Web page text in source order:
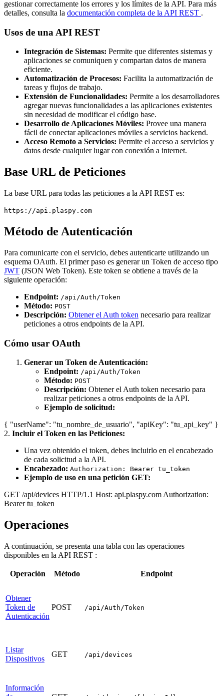
gestionar correctamente los errores y los límites de la API. Para más
detalles, consulta la documentación completa de la API REST .
Usos de una API REST
Integración de Sistemas: Permite que diferentes sistemas y
aplicaciones se comuniquen y compartan datos de manera
eficiente.
Automatización de Procesos: Facilita la automatización de
tareas y flujos de trabajo.
Extensión de Funcionalidades: Permite a los desarrolladores
agregar nuevas funcionalidades a las aplicaciones existentes
sin necesidad de modificar el código base.
Desarrollo de Aplicaciones Móviles: Provee una manera
fácil de conectar aplicaciones móviles a servicios backend.
Acceso Remoto a Servicios: Permite el acceso a servicios y
datos desde cualquier lugar con conexión a internet.
Base URL de Peticiones
La base URL para todas las peticiones a la API REST es:
https://api.plaspy.com
Método de Autenticación
Para comunicarte con el servicio, debes autenticarte utilizando un
esquema OAuth. El primer paso es generar un Token de acceso tipo
JWT (JSON Web Token). Este token se obtiene a través de la
siguiente operación:
Endpoint: /api/Auth/Token
Método: POST
Descripción: Obtener el Auth token necesario para realizar
peticiones a otros endpoints de la API.
Cómo usar OAuth
Generar un Token de Autenticación:
Endpoint: /api/Auth/Token
Método: POST
Descripción: Obtener el Auth token necesario para
realizar peticiones a otros endpoints de la API.
Ejemplo de solicitud:
{ "userName": "tu_nombre_de_usuario", "apiKey": "tu_api_key" }
2. Incluir el Token en las Peticiones:
Una vez obtenido el token, debes incluirlo en el encabezado
de cada solicitud a la API.
Encabezado: Authorization: Bearer tu_token
Ejemplo de uso en una petición GET:
GET /api/devices HTTP/1.1 Host: api.plaspy.com Authorization:
Bearer tu_token
Operaciones
A continuación, se presenta una tabla con las operaciones
disponibles en la API REST :
Operación Método Endpoint
Obtener
Token de
Autenticación
POST /api/Auth/Token
Listar
Dispositivos
GET /api/devices
Información